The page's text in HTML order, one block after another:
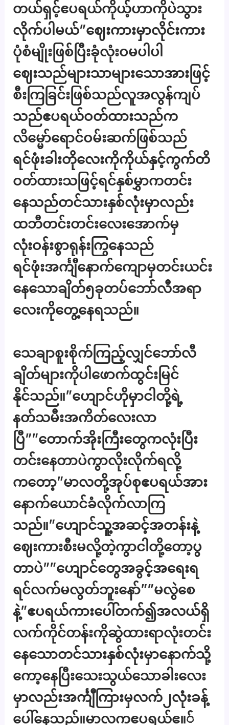
တယ်ရှင့်ဧပရယ်ကိုယ့်ဟာကိုပဲသွား
လိုက်ပါမယ်”ဈေးကားမှာလိုင်းကား
ပုံစံမျိုးဖြစ်ပြီးခုံလုံးဝမပါပါ
ဈေးသည်များသာများသောအားဖြင့်
စီးကြခြင်းဖြစ်သည်လူအလွန်ကျပ်
သည်ဧပရယ်ဝတ်ထားသည်က
လိမ္မော်ရောင်ဝမ်းဆက်ဖြစ်သည်
ရင်ဖုံးခါးတိုလေးကိုကိုယ်နှင့်ကွက်တိ
ဝတ်ထားသဖြင့်ရင်နှစ်မွှာကတင်း
နေသည်တင်သားနှစ်လုံးမှာလည်း
ထဘီတင်းတင်းလေးအောက်မှ
လုံးဝန်းစွာရုန်းကြွနေသည်
ရင်ဖုံးအင်္ကျီနောက်ကျောမှတင်းယင်း
နေသောချိတ်၅ခုတပ်ဘော်လီအရာ
လေးကိုတွေ့နေရသည်။
သေချာစူးစိုက်ကြည့်လျှင်ဘော်လီ
ချိတ်များကိုပါဖောက်ထွင်းမြင်
နိုင်သည်။”ဟျောင်ဟိုမှာငါတို့ရဲ့
နတ်သမီးအကိတ်လေးလာ
ပြီ””တောက်အိုးကြီးတွေကလုံးပြီး
တင်းနေတာပဲကွာလိုးလိုက်ရလို့
ကတော့”မာလတို့အုပ်စုဧပရယ်အား
နောက်ယောင်ခံလိုက်လာကြ
သည်။”ဟျောင်သူ့အဆင့်အတန်းနဲ့
ဈေးကားစီးမလို့တဲ့ကွာငါတို့တော့ပွ
တာပဲ””ဟျောင်တွေအခွင့်အရေးရ
ရင်လက်မလွတ်ဘူးနော်””မလွဲစေ
နဲ့”ဧပရယ်ကားပေါ်တက်၍အလယ်ရှိ
လက်ကိုင်တန်းကိုဆွဲထားရာလုံးတင်း
နေသောတင်သားနှစ်လုံးမှာနောက်သို့
ကော့နေပြီးသေးသွယ်သောခါးလေး
မှာလည်းအင်္ကျီကြားမှလက်၂လုံးခန့်
ပေါ်နေသည်။မာလကဧပရယ်ဧ။်